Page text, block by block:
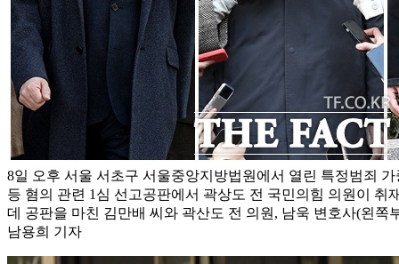
8일 오후 서울 서초구 서울중앙지방법원에서 열린 특정범죄
등 혐의 관련 1심 선고공판에서 곽상도 전 국민의힘 의원이 취
데 공판을 마친 김만배 씨와 곽산도 전 의원, 남욱 변호사(왼쪽
남용희 기자